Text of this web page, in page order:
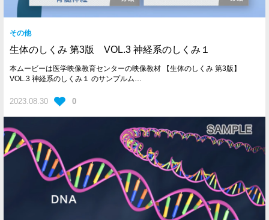
その他
生体のしくみ 第3版 VOL.3 神経系のしくみ１
本ムービーは医学映像教育センターの映像教材 【生体のしくみ 第3版】
VOL.3 神経系のしくみ１ のサンプルム…
2023.08.30 0